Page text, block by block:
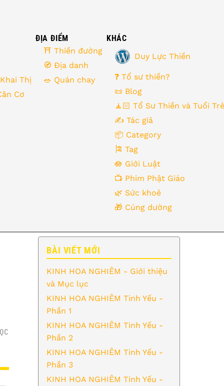
Thị
Cơ
ĐỊA ĐIỂM
⛩ Thiền đường
🧭 Địa danh
🥗 Quán chay
KHÁC
Duy Lực Thiền
❓ Tổ sư thiền?
📜 Blog
🧘🏻 Tổ Sư Thiền và Tuổi Trẻ
✍️ Tác giả
📦 Category
🎏 Tag
🪷 Giới Luật
📺 Phim Phật Giáo
🌿️ Sức khoẻ
🎁️ Cúng dường
BÀI VIẾT MỚI
KINH HOA NGHIÊM - Giới thiệu
và Mục lục
KINH HOA NGHIÊM Tinh Yếu -
Phần 1
KINH HOA NGHIÊM Tinh Yếu -
Phần 2
KINH HOA NGHIÊM Tinh Yếu -
Phần 3
KINH HOA NGHIÊM Tinh Yếu -